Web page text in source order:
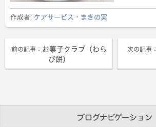
作成者: ケアサービス・まきの実
前の記事： お菓子クラブ（わら
び餅）
次の記事：
ブログナビゲーション